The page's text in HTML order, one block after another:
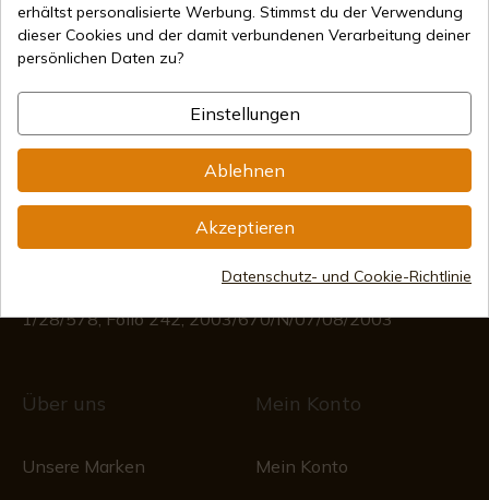
Information
info@aceros-de-hispania.com
(+34)978 877 088
Kundeninformationen
Montag bis Freitag von 09:00 bis 15:00 Uhr
1/28/578, Folio 242, 2003/670/N/07/08/2003
Über uns
Unsere Marken
Mein Konto
Mein Konto
erhältst personalisierte Werbung. Stimmst du der Verwendung
dieser Cookies und der damit verbundenen Verarbeitung deiner
persönlichen Daten zu?
Einstellungen
Ablehnen
Akzeptieren
Datenschutz- und Cookie-Richtlinie